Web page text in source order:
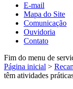
E-mail
Mapa do Site
Comunicação
Ouvidoria
Contato
Fim do menu de
Página inicial >
têm atividades